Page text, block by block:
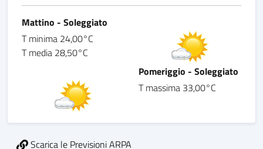
Mattino - Soleggiato
T minima 24,00°C
T media 28,50°C
Pomeriggio - Soleggiato
T massima 33,00°C
Scarica le Previsioni ARPA